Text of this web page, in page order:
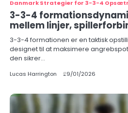
Danmark Strategier for 3-3-4
3-3-4
mellem linjer,
3-3-4 formationen er en taktisk
designet til at maksimere
den sikrer…
Lucas Harrington 29/01/2026